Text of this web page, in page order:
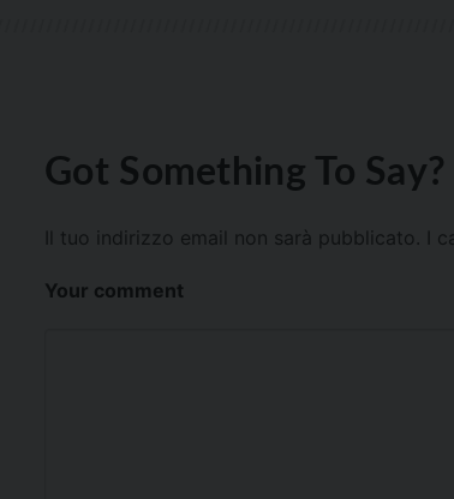
Got Something To Say?
Il tuo indirizzo email non sarà pubblicato. I
Your comment